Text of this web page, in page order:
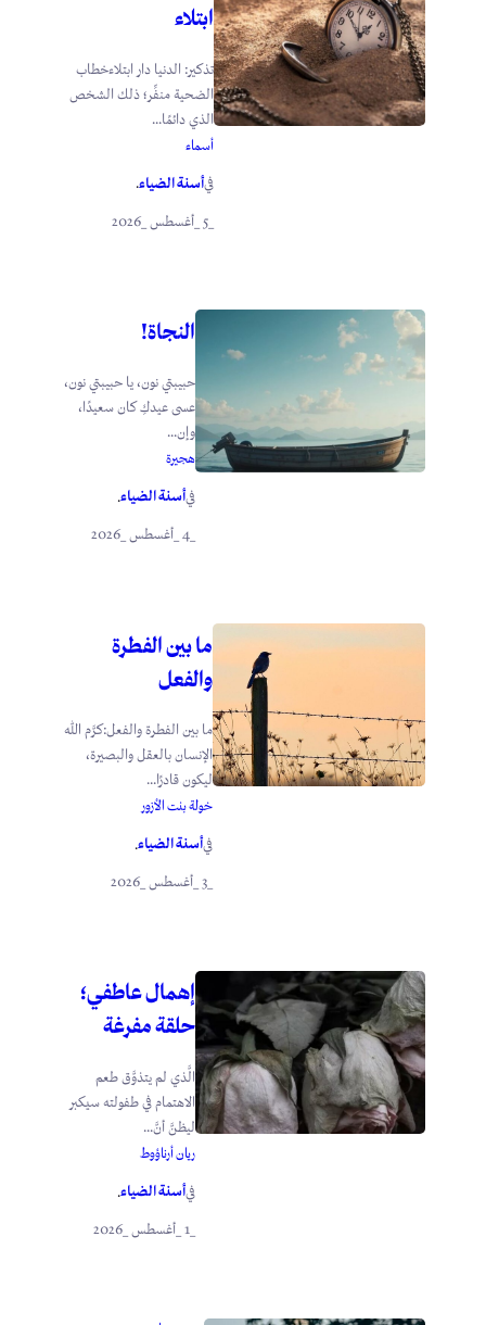
ابتلاء
تذكير: الدنيا دار ابتلاءخطاب
الضحية منفِّر؛ ذلك الشخص
الذي دائمًا...
أسماء
فيأسنة الضياء.
_5 _أغسطس _2026
النجاة!
حبيبتي نون، يا حبيبتي نون،
عسى عيدكِ كان سعيدًا،
وإن...
هجيرة
فيأسنة الضياء.
_4 _أغسطس _2026
ما بين الفطرة
والفعل
ما بين الفطرة والفعل:كرَّم الله
الإنسان بالعقل والبصيرة،
ليكون قادرًا...
خولة بنت الأزور
فيأسنة الضياء.
إهمال عاطفي؛
حلقة مفرغة
الَّذي لم يتذوَّق طعم
الاهتمام في طفولته سيكبر
ليظنَّ أنَّ...
ريان أرناؤوط
فيأسنة الضياء.
_1 _أغسطس _2026